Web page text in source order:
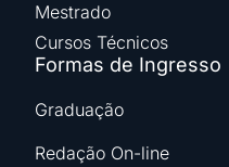
Mestrado
Cursos Técnicos
Formas de Ingresso
Graduação
Redação On-line